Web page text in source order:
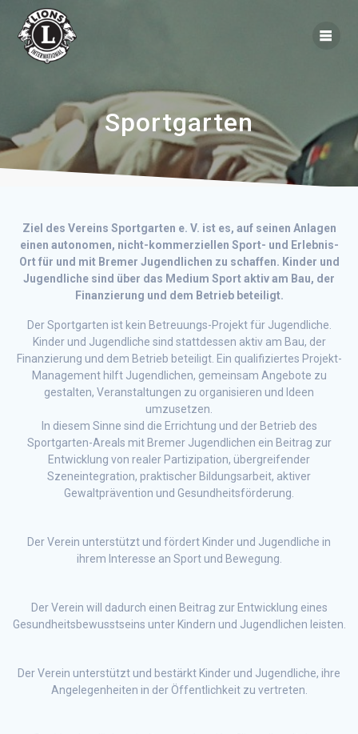
Sportgarten
Ziel des Vereins Sportgarten e. V. ist es, auf seinen Anlagen
einen autonomen, nicht-kommerziellen Sport- und Erlebnis-
Ort für und mit Bremer Jugendlichen zu schaffen. Kinder und
Jugendliche sind über das Medium Sport aktiv am Bau, der
Finanzierung und dem Betrieb beteiligt.
Der Sportgarten ist kein Betreuungs-Projekt für Jugendliche.
Kinder und Jugendliche sind stattdessen aktiv am Bau, der
Finanzierung und dem Betrieb beteiligt. Ein qualifiziertes Projekt-
Management hilft Jugendlichen, gemeinsam Angebote zu
gestalten, Veranstaltungen zu organisieren und Ideen
umzusetzen.
In diesem Sinne sind die Errichtung und der Betrieb des
Sportgarten-Areals mit Bremer Jugendlichen ein Beitrag zur
Entwicklung von realer Partizipation, übergreifender
Szeneintegration, praktischer Bildungsarbeit, aktiver
Gewaltprävention und Gesundheitsförderung.
Der Verein unterstützt und fördert Kinder und Jugendliche in
ihrem Interesse an Sport und Bewegung.
Der Verein will dadurch einen Beitrag zur Entwicklung eines
Gesundheitsbewusstseins unter Kindern und Jugendlichen leisten.
Der Verein unterstützt und bestärkt Kinder und Jugendliche, ihre
Angelegenheiten in der Öffentlichkeit zu vertreten.